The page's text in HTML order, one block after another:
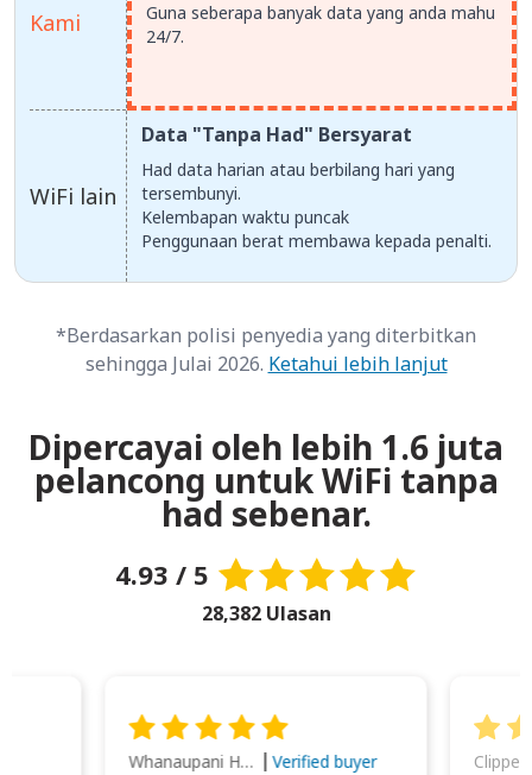
Kami
WiFi lain
Guna seberapa banyak data yang anda mahu
24/7.
Data "Tanpa Had" Bersyarat
Had data harian atau berbilang hari yang
tersembunyi.
Kelembapan waktu puncak
Penggunaan berat membawa kepada penalti.
*Berdasarkan polisi penyedia yang diterbitkan
sehingga Julai 2026. Ketahui lebih lanjut
Dipercayai oleh lebih 1.6 juta
pelancong untuk WiFi tanpa
had sebenar.
4.93 / 5
28,382 Ulasan
Whanaupani Henry Joseph Macown Verified buyer